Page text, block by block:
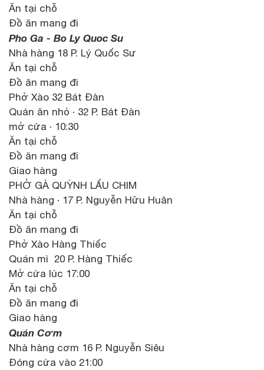
Ăn tại chỗ
Đồ ăn mang đi
Pho Ga - Bo Ly Quoc Su
Nhà hàng 18 P. Lý Quốc Sư
Ăn tại chỗ
Đồ ăn mang đi
Phở Xào 32 Bát Đàn
Quán ăn nhỏ · 32 P. Bát Đàn
mở cửa · 10:30
Ăn tại chỗ
Đồ ăn mang đi
Giao hàng
PHỞ GÀ QUỲNH LẨU CHIM
Nhà hàng · 17 P. Nguyễn Hữu Huân
Ăn tại chỗ
Đồ ăn mang đi
Phở Xào Hàng Thiếc
Quán mì 20 P. Hàng Thiếc
Mở cửa lúc 17:00
Ăn tại chỗ
Đồ ăn mang đi
Giao hàng
Quán Cơm
Nhà hàng cơm 16 P. Nguyễn Siêu
Đóng cửa vào 21:00